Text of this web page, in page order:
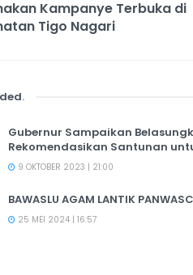
Kampanye Terbuka di
Tigo Nagari
.
Gubernur Sampaikan
Rekomendasikan Santunan
9 OKTOBER 2023 | 21:00
BAWASLU AGAM LANTIK
25 MEI 2024 | 16:57